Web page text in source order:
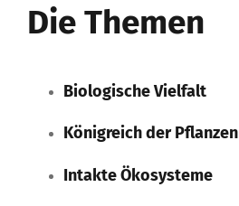
Die Themen
Biologische Vielfalt
Königreich der Pflanzen
Intakte Ökosysteme